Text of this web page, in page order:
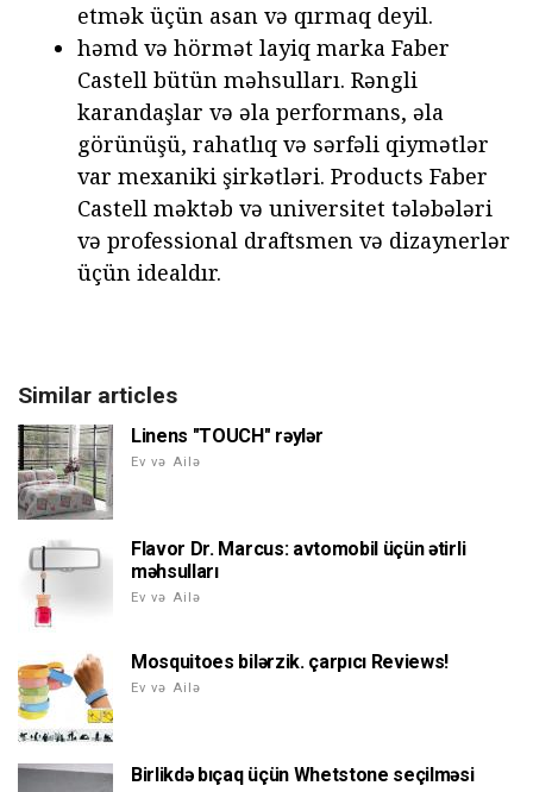
etmək üçün asan və qırmaq deyil.
həmd və hörmət layiq marka Faber
Castell bütün məhsulları. Rəngli
karandaşlar və əla performans, əla
görünüşü, rahatlıq və sərfəli qiymətlər
var mexaniki şirkətləri. Products Faber
Castell məktəb və universitet tələbələri
və professional draftsmen və dizaynerlər
üçün idealdır.
Similar articles
Linens "TOUCH" rəylər
Ev və Ailə
Flavor Dr. Marcus: avtomobil üçün ətirli
məhsulları
Ev və Ailə
Mosquitoes bilərzik. çarpıcı Reviews!
Ev və Ailə
Birlikdə bıçaq üçün Whetstone seçilməsi